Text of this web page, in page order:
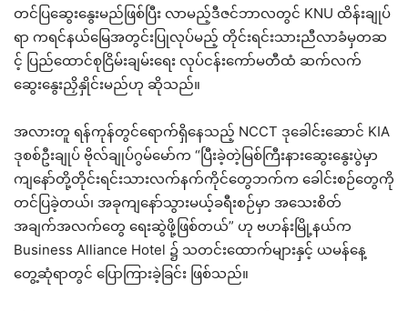
တင်ပြဆွေးနွေးမည်ဖြစ်ပြီး လာမည့်ဒီဇင်ဘာလတွင် KNU ထိန်းချုပ်
ရာ ကရင်နယ်မြေအတွင်းပြုလုပ်မည့် တိုင်းရင်းသားညီလာခံမှတဆ
င့် ပြည်ထောင်စုငြိမ်းချမ်းရေး လုပ်ငန်းကော်မတီထံ ဆက်လက်
ဆွေးနွေးညှိနှိုင်းမည်ဟု ဆိုသည်။
အလားတူ ရန်ကုန်တွင်ရောက်ရှိနေသည့် NCCT ဒုခေါင်းဆောင် KIA
ဒုစစ်ဦးချုပ် ဗိုလ်ချုပ်ဂွမ်မော်က “ပြီးခဲ့တဲ့မြစ်ကြီးနားဆွေးနွေးပွဲမှာ
ကျနော်တို့တိုင်းရင်းသားလက်နက်ကိုင်တွေဘက်က ခေါင်းစဉ်တွေကို
တင်ပြခဲ့တယ်၊ အခုကျနော်သွားမယ့်ခရီးစဉ်မှာ အသေးစိတ်
အချက်အလက်တွေ ရေးဆွဲဖို့ဖြစ်တယ်” ဟု ဗဟန်းမြို့နယ်က
Business Alliance Hotel ၌ သတင်းထောက်များနှင့် ယမန်နေ့
တွေ့ဆုံရာတွင် ပြောကြားခဲ့ခြင်း ဖြစ်သည်။